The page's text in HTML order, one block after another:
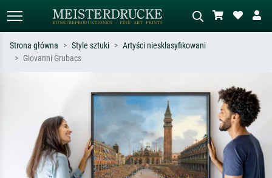
Monet, Gwiaździsta noc,
Opisz scenę – np. zielona łąka,
abstrakcja z czerwienią, ciemny olej,
stojący akt obok drzewa.
Strona główna Style sztuki
Artyści niesklasyfikowani
Giovanni Grubacs